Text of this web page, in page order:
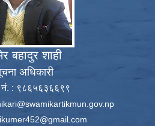
बहादुर शाही
अधिकारी
नं. : ९८६५६३६६९९